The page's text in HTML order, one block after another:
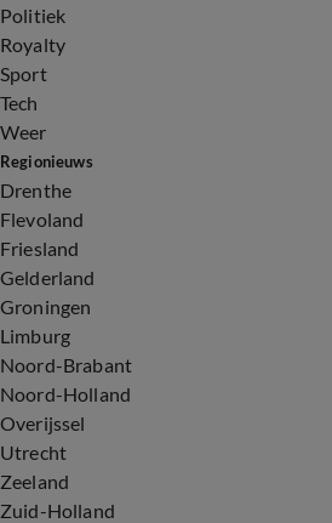
Politiek
Royalty
Sport
Tech
Weer
Regionieuws
Drenthe
Flevoland
Friesland
Gelderland
Groningen
Limburg
Noord-Brabant
Noord-Holland
Overijssel
Utrecht
Zeeland
Zuid-Holland